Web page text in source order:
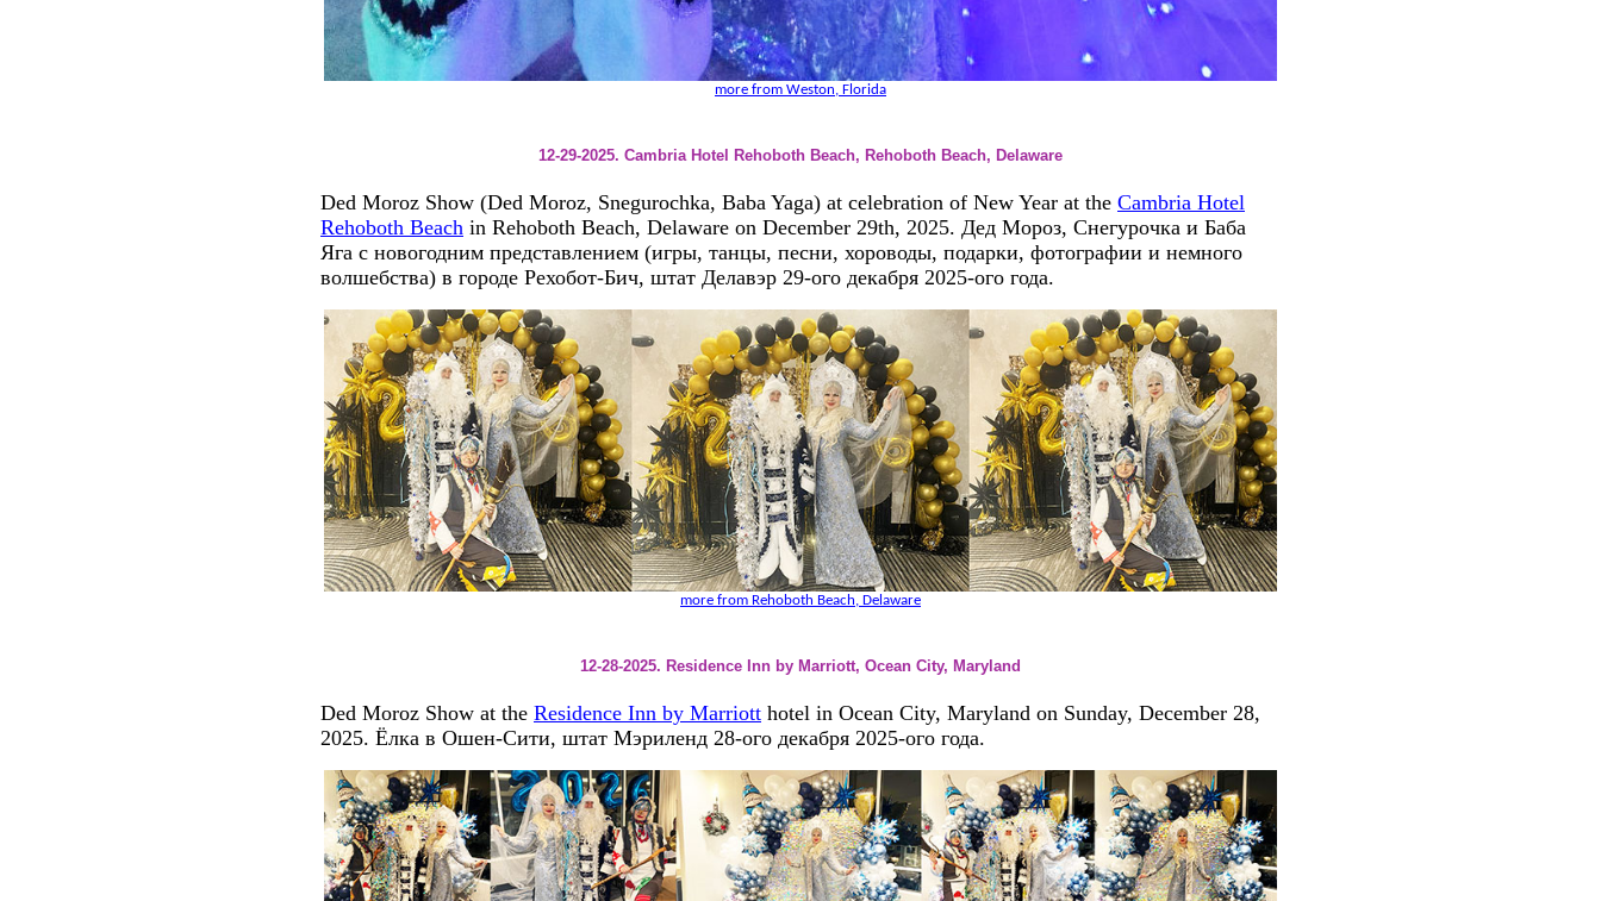
more from Weston, Florida
12-29-2025. Cambria Hotel Rehoboth Beach, Rehoboth Beach, Delaware
Ded Moroz Show (Ded Moroz, Snegurochka, Baba Yaga) at celebration of New Year at the Cambria Hotel
Rehoboth Beach in Rehoboth Beach, Delaware on December 29th, 2025. Дед Мороз, Снегурочка и Баба
Яга с новогодним представлением (игры, танцы, песни, хороводы, подарки, фотографии и немного
волшебства) в городе Рехобот-Бич, штат Делавэр 29-ого декабря 2025-ого года.
more from Rehoboth Beach, Delaware
12-28-2025. Residence Inn by Marriott, Ocean City, Maryland
Ded Moroz Show at the Residence Inn by Marriott hotel in Ocean City, Maryland on Sunday, December 28,
2025. Ёлка в Ошен-Сити, штат Мэриленд 28-ого декабря 2025-ого года.